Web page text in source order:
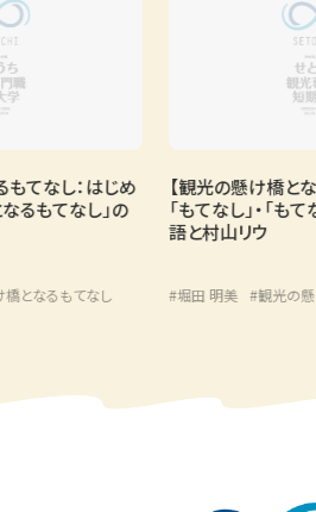
なし：はじめ
てなし」の
るもてなし
【観光の懸け橋となる
「もてなし」・「もてな
語と村山リウ
#堀田 明美 #観光の懸け橋